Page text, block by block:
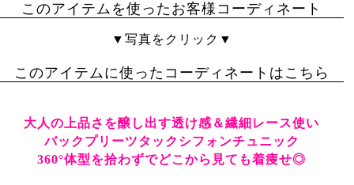
このアイテムを使ったお客様コーディネート
▼写真をクリック▼
このアイテムに使ったコーディネートはこちら
大人の上品さを醸し出す透け感＆繊細レース使い
バックプリーツタックシフォンチュニック
360°体型を拾わずでどこから見ても着痩せ◎